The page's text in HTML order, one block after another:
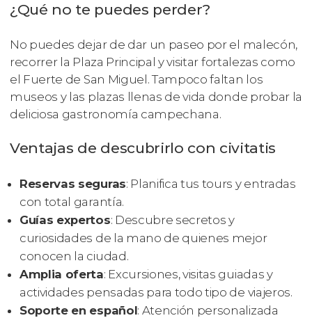
¿Qué no te puedes perder?
No puedes dejar de dar un paseo por el malecón,
recorrer la Plaza Principal y visitar fortalezas como
el Fuerte de San Miguel. Tampoco faltan los
museos y las plazas llenas de vida donde probar la
deliciosa gastronomía campechana.
Ventajas de descubrirlo con civitatis
Reservas seguras: Planifica tus tours y entradas
con total garantía.
Guías expertos: Descubre secretos y
curiosidades de la mano de quienes mejor
conocen la ciudad.
Amplia oferta: Excursiones, visitas guiadas y
actividades pensadas para todo tipo de viajeros.
Soporte en español: Atención personalizada